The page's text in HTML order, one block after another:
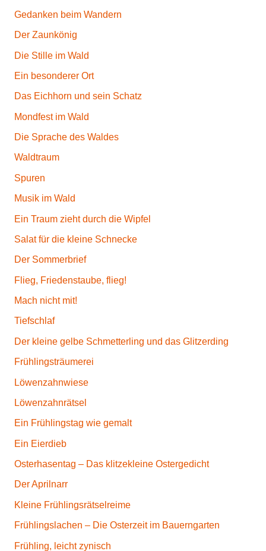
Gedanken beim Wandern
Der Zaunkönig
Die Stille im Wald
Ein besonderer Ort
Das Eichhorn und sein Schatz
Mondfest im Wald
Die Sprache des Waldes
Waldtraum
Spuren
Musik im Wald
Ein Traum zieht durch die Wipfel
Salat für die kleine Schnecke
Der Sommerbrief
Flieg, Friedenstaube, flieg!
Mach nicht mit!
Tiefschlaf
Der kleine gelbe Schmetterling und das Glitzerding
Frühlingsträumerei
Löwenzahnwiese
Löwenzahnrätsel
Ein Frühlingstag wie gemalt
Ein Eierdieb
Osterhasentag – Das klitzekleine Ostergedicht
Der Aprilnarr
Kleine Frühlingsrätselreime
Frühlingslachen – Die Osterzeit im Bauerngarten
Frühling, leicht zynisch